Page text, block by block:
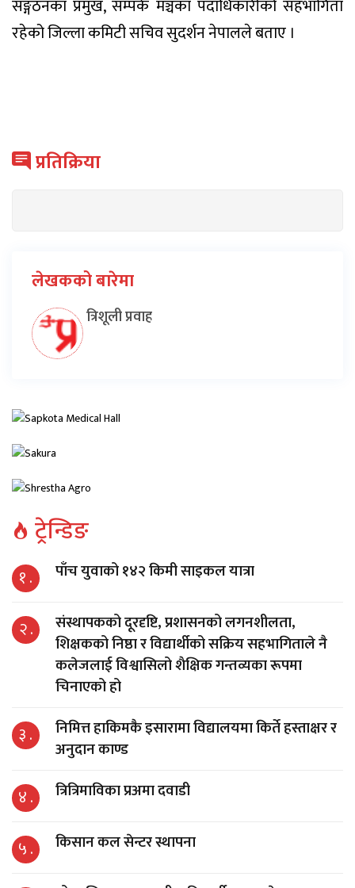
सङ्गठनका प्रमुख, सम्पर्क मञ्चका पदाधिकारीको सहभागिता
रहेको जिल्ला कमिटी सचिव सुदर्शन नेपालले बताए ।
प्रतिक्रिया
लेखकको बारेमा
त्रिशूली प्रवाह
ट्रेन्डिङ
१ . पाँच युवाको १४२ किमी साइकल यात्रा
२ .
संस्थापकको दूरदृष्टि, प्रशासनको लगनशीलता,
शिक्षकको निष्ठा र विद्यार्थीको सक्रिय सहभागिताले नै
कलेजलाई विश्वासिलो शैक्षिक गन्तव्यका रूपमा
चिनाएको हो
३ .
निमित्त हाकिमकै इसारामा विद्यालयमा किर्ते हस्ताक्षर र
अनुदान काण्ड
४ . त्रित्रिमाविका प्रअमा दवाडी
५ . किसान कल सेन्टर स्थापना